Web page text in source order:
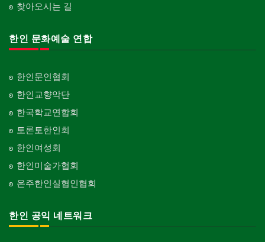
찾아오시는 길
한인 문화예술 연합
한인문인협회
한인교향악단
한국학교연합회
토론토한인회
한인여성회
한인미술가협회
온주한인실협인협회
한인 공익 네트워크